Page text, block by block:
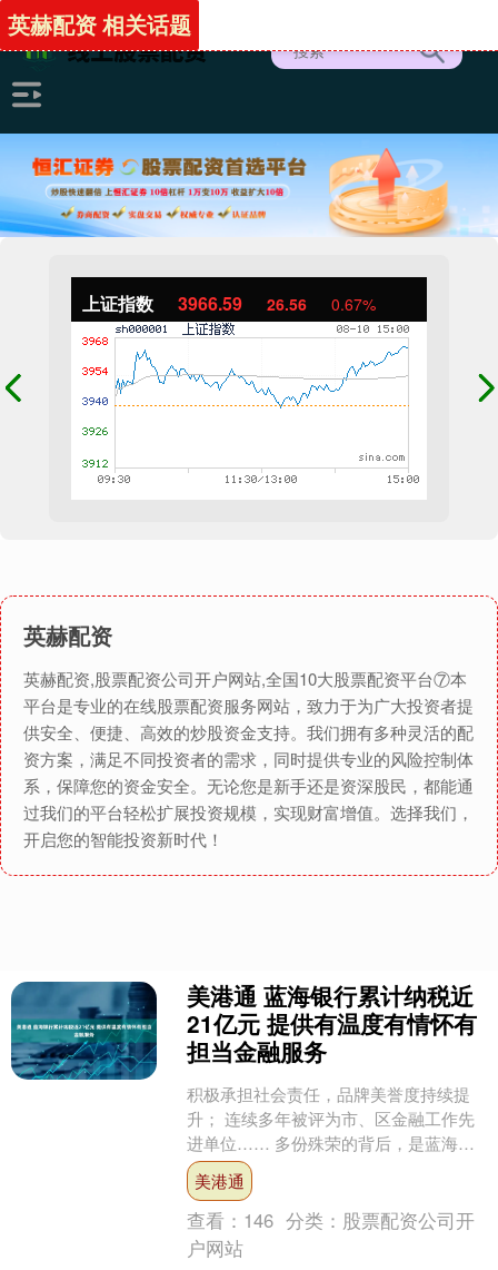
上证指数 3966.59 26.56 0.67%
英赫配资
英赫配资,股票配资公司开户网站,全国10大股票配资平台⑦本
平台是专业的在线股票配资服务网站，致力于为广大投资者提
供安全、便捷、高效的炒股资金支持。我们拥有多种灵活的配
资方案，满足不同投资者的需求，同时提供专业的风险控制体
系，保障您的资金安全。无论您是新手还是资深股民，都能通
过我们的平台轻松扩展投资规模，实现财富增值。选择我们，
开启您的智能投资新时代！
英赫配资 相关话题
美港通 蓝海银行累计纳税近
21亿元 提供有温度有情怀有
担当金融服务
积极承担社会责任，品牌美誉度持续提
升； 连续多年被评为市、区金融工作先
进单位…… 多份殊荣的背后，是蓝海银
行聚焦主责主业、持续提升服务地方经
济发展的生动写照。自....
美港通
查看： 146 分类： 股票配资公司开
户网站